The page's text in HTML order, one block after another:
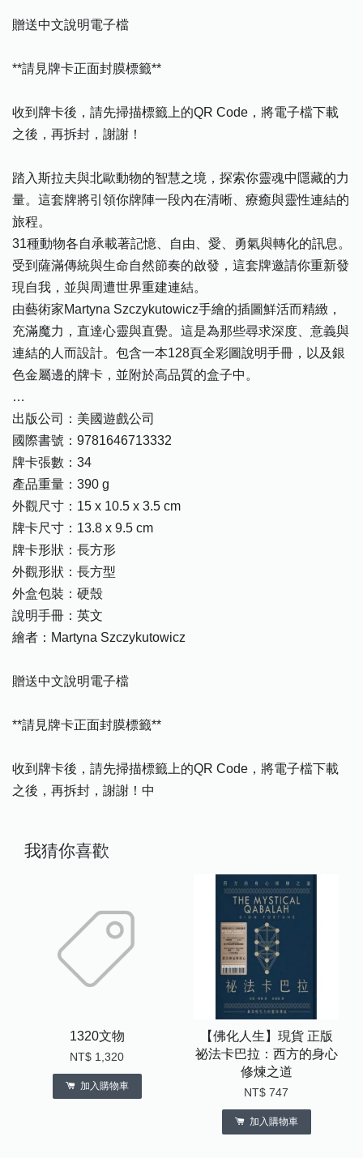
贈送中文說明電子檔
**請見牌卡正面封膜標籤**
收到牌卡後，請先掃描標籤上的QR Code，將電子檔下載
之後，再拆封，謝謝！
踏入斯拉夫與北歐動物的智慧之境，探索你靈魂中隱藏的力
量。這套牌將引領你牌陣一段內在清晰、療癒與靈性連結的
旅程。
31種動物各自承載著記憶、自由、愛、勇氣與轉化的訊息。
受到薩滿傳統與生命自然節奏的啟發，這套牌邀請你重新發
現自我，並與周遭世界重建連結。
由藝術家Martyna Szczykutowicz手繪的插圖鮮活而精緻，
充滿魔力，直達心靈與直覺。這是為那些尋求深度、意義與
連結的人而設計。包含一本128頁全彩圖說明手冊，以及銀
色金屬邊的牌卡，並附於高品質的盒子中。
…
出版公司：美國遊戲公司
國際書號：9781646713332
牌卡張數：34
產品重量：390 g
外觀尺寸：15 x 10.5 x 3.5 cm
牌卡尺寸：13.8 x 9.5 cm
牌卡形狀：長方形
外觀形狀：長方型
外盒包裝：硬殼
說明手冊：英文
繪者：Martyna Szczykutowicz
贈送中文說明電子檔
**請見牌卡正面封膜標籤**
收到牌卡後，請先掃描標籤上的QR Code，將電子檔下載
之後，再拆封，謝謝！中
我猜你喜歡
1320文物
NT$ 1,320
加入購物車
【佛化人生】現貨 正版
祕法卡巴拉：西方的身心
修煉之道
NT$ 747
加入購物車